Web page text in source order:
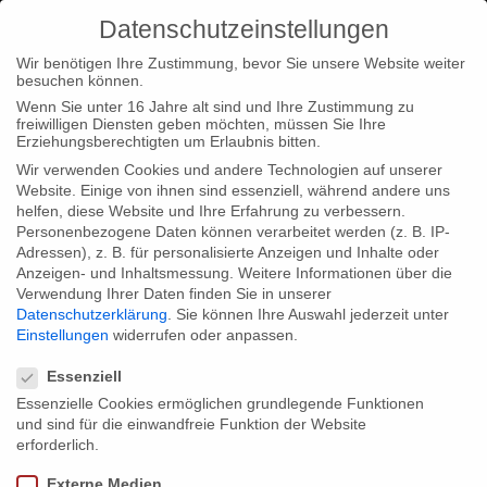
Home Type|News
“The Lithium Revolution” and “Blood in
the Mobile” part of ARTE-Theme night
“The Lithium Revolution” and “Blood in
the Mobile” part of ARTE-Theme night
Not only one but two of our films are part of ARTE’s theme night
“The responsibility of the rich” on April 10th 2012. The TV
Datenschutzeinstellungen
Wir benötigen Ihre Zustimmung, bevor Sie unsere Website weiter
besuchen können.
Wenn Sie unter 16 Jahre alt sind und Ihre Zustimmung zu
freiwilligen Diensten geben möchten, müssen Sie Ihre
Erziehungsberechtigten um Erlaubnis bitten.
Wir verwenden Cookies und andere Technologien auf unserer
Website. Einige von ihnen sind essenziell, während andere uns
helfen, diese Website und Ihre Erfahrung zu verbessern.
Personenbezogene Daten können verarbeitet werden (z. B. IP-
Adressen), z. B. für personalisierte Anzeigen und Inhalte oder
Anzeigen- und Inhaltsmessung. Weitere Informationen über die
Verwendung Ihrer Daten finden Sie in unserer
Datenschutzerklärung
Sie können Ihre Auswahl jederzeit unter
Einstellungen widerrufen oder anpassen.
Essenziell
Essenzielle Cookies ermöglichen grundlegende Funktionen
und sind für die einwandfreie Funktion der Website
erforderlich.